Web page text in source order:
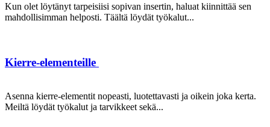
Kun olet löytänyt tarpeisiisi sopivan insertin, haluat kiinnittää sen
mahdollisimman helposti. Täältä löydät työkalut...
Kierre-elementeille
Asenna kierre-elementit nopeasti, luotettavasti ja oikein joka kerta.
Meiltä löydät työkalut ja tarvikkeet sekä...